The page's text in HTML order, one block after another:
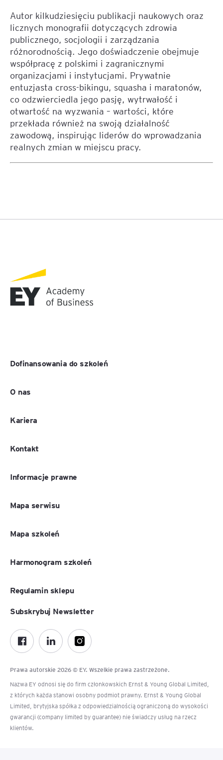
Autor kilkudziesięciu publikacji naukowych oraz
licznych monografii dotyczących zdrowia
publicznego, socjologii i zarządzania
różnorodnością. Jego doświadczenie obejmuje
współpracę z polskimi i zagranicznymi
organizacjami i instytucjami. Prywatnie
entuzjasta cross-bikingu, squasha i maratonów,
co odzwierciedla jego pasję, wytrwałość i
otwartość na wyzwania – wartości, które
przekłada również na swoją działalność
zawodową, inspirując liderów do wprowadzania
realnych zmian w miejscu pracy.
Dofinansowania do szkoleń
O nas
Kariera
Kontakt
Informacje prawne
Mapa serwisu
Mapa szkoleń
Harmonogram szkoleń
Regulamin sklepu
Prawa autorskie 2026 © EY. Wszelkie prawa zastrzeżone.
Nazwa EY odnosi się do firm członkowskich Ernst & Young Global Limited,
z których każda stanowi osobny podmiot prawny. Ernst & Young Global
Limited, brytyjska spółka z odpowiedzialnością ograniczoną do wysokości
gwarancji (company limited by guarantee) nie świadczy usług na rzecz
klientów.
Subskrybuj Newsletter